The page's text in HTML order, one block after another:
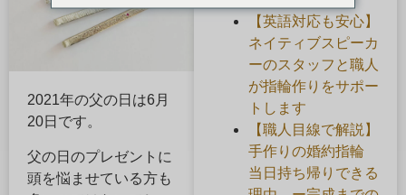
2021年の父の日は6月
20日です。
父の日のプレゼントに
頭を悩ませている方も
【英語対応も安心】
ネイティブスピーカ
ーのスタッフと職人
が指輪作りをサポー
トします
【職人目線で解説】
手作りの婚約指輪
当日持ち帰りできる